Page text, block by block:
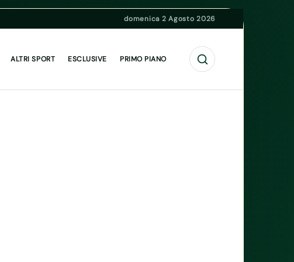
domenica 2 Agosto 2026
ALTRI SPORT ESCLUSIVE PRIMO PIANO Cerca